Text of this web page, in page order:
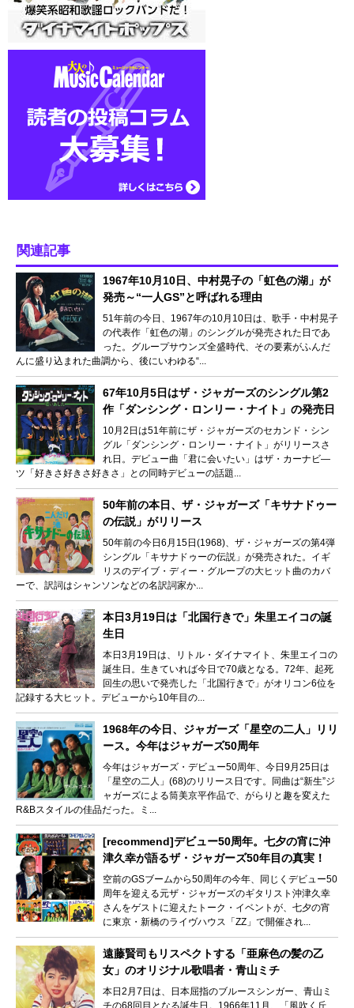
関連記事
1967年10月10日、中村晃子の「虹色の湖」が
発売～“一人GS”と呼ばれる理由
51年前の今日、1967年の10月10日は、歌手・中村晃子
の代表作「虹色の湖」のシングルが発売された日であ
った。グループサウンズ全盛時代、その要素がふんだ
んに盛り込まれた曲調から、後にいわゆる“...
67年10月5日はザ・ジャガーズのシングル第2
作「ダンシング・ロンリー・ナイト」の発売日
10月2日は51年前にザ・ジャガーズのセカンド・シン
グル「ダンシング・ロンリー・ナイト」がリリースさ
れ日。デビュー曲「君に会いたい」はザ・カーナビ―
ツ「好きさ好きさ好きさ」との同時デビューの話題...
50年前の本日、ザ・ジャガーズ「キサナドゥー
の伝説」がリリース
50年前の今日6月15日(1968)、ザ・ジャガーズの第4弾
シングル「キサナドゥーの伝説」が発売された。イギ
リスのデイブ・ディー・グループの大ヒット曲のカバ
ーで、訳詞はシャンソンなどの名訳詞家か...
本日3月19日は「北国行きで」朱里エイコの誕
生日
本日3月19日は、リトル・ダイナマイト、朱里エイコの
誕生日。生きていれば今日で70歳となる。72年、起死
回生の思いで発売した「北国行きで」がオリコン6位を
記録する大ヒット。デビューから10年目の...
1968年の今日、ジャガーズ「星空の二人」リリ
ース。今年はジャガーズ50周年
今年はジャガーズ・デビュー50周年、今日9月25日は
「星空の二人」(68)のリリース日です。同曲は“新生”ジ
ャガーズによる筒美京平作品で、がらりと趣を変えた
R&Bスタイルの佳品だった。ミ...
[recommend]デビュー50周年。七夕の宵に沖
津久幸が語るザ・ジャガーズ50年目の真実！
空前のGSブームから50周年の今年、同じくデビュー50
周年を迎える元ザ・ジャガーズのギタリスト沖津久幸
さんをゲストに迎えたトーク・イベントが、七夕の宵
に東京・新橋のライヴハウス「ZZ」で開催され...
遠藤賢司もリスペクトする「亜麻色の髪の乙
女」のオリジナル歌唱者・青山ミチ
本日2月7日は、日本屈指のブルースシンガー、青山ミ
チの68回目となる誕生日。1966年11月、「風吹く丘